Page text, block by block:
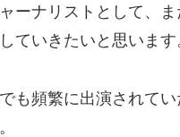
ーナリストとして、
ていきたいと思います
も頻繁に出演されて